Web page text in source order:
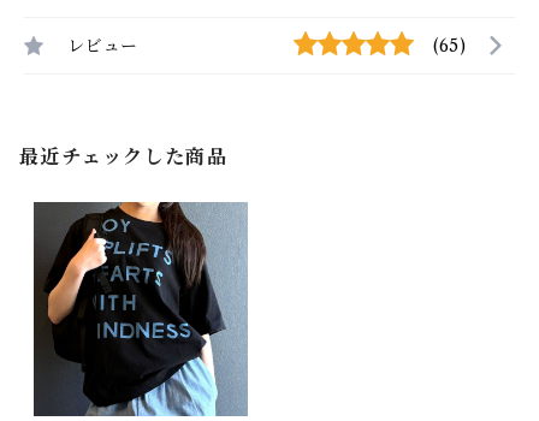
レビュー (65)
最近チェックした商品